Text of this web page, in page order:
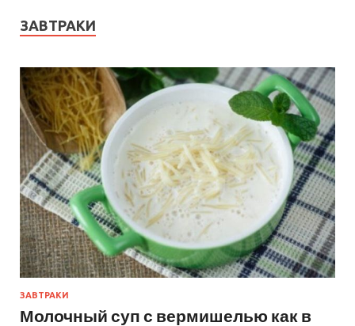
ЗАВТРАКИ
ЗАВТРАКИ
Молочный суп с вермишелью как в